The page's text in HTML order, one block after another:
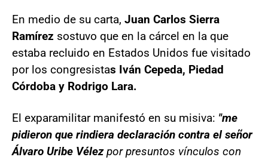
En medio de su carta, Juan Carlos Sierra
Ramírez sostuvo que en la cárcel en la que
estaba recluido en Estados Unidos fue visitado
por los congresistas Iván Cepeda, Piedad
Córdoba y Rodrigo Lara.
El exparamilitar manifestó en su misiva: "me
pidieron que rindiera declaración contra el señor
Álvaro Uribe Vélezpor presuntos vínculos con